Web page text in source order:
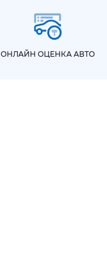
ОНЛАЙН ОЦЕНКА АВТО